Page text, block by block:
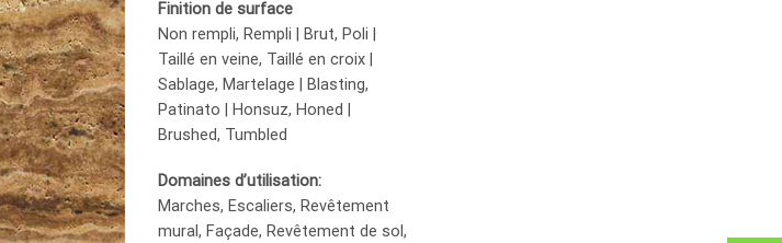
Finition de surface
Non rempli, Rempli | Brut, Poli |
Taillé en veine, Taillé en croix |
Sablage, Martelage | Blasting,
Patinato | Honsuz, Honed |
Brushed, Tumbled
Domaines d’utilisation:
Marches, Escaliers, Revêtement
mural, Façade, Revêtement de sol,